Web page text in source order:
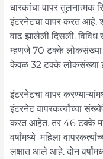
धारकांचा वापर तुलनात्मक
इंटरनेटचा वापर करत आहे.
वाढ झालेली दिसली. विविध
म्हणजे 70 टक्के लोकसंख्या
केवळ 32 टक्के लोकसंख्या
इंटरनेटचा वापर
इंटरनेट वापरकर्त्यांच्या
करत आहेत. तर 46 टक्के
वर्षांमध्ये महिला
लक्षात आले आहे. दोन